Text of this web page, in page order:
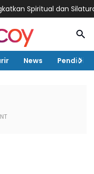
dan Silaturahmi
News